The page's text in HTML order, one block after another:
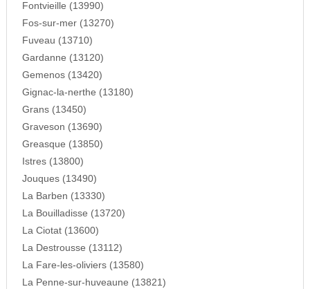
Fontvieille (13990)
Fos-sur-mer (13270)
Fuveau (13710)
Gardanne (13120)
Gemenos (13420)
Gignac-la-nerthe (13180)
Grans (13450)
Graveson (13690)
Greasque (13850)
Istres (13800)
Jouques (13490)
La Barben (13330)
La Bouilladisse (13720)
La Ciotat (13600)
La Destrousse (13112)
La Fare-les-oliviers (13580)
La Penne-sur-huveaune (13821)